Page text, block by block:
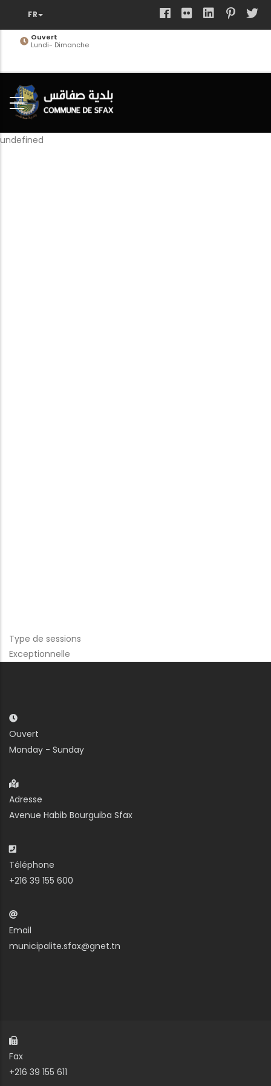
contenuOuvert
Lundi- Dimanche
undefined
Type de sessions
Exceptionnelle
Ouvert
Monday - Sunday
Adresse
Avenue Habib Bourguiba Sfax
Téléphone
+216 39 155 600
Email
municipalite.sfax@gnet.tn
Fax
+216 39 155 611